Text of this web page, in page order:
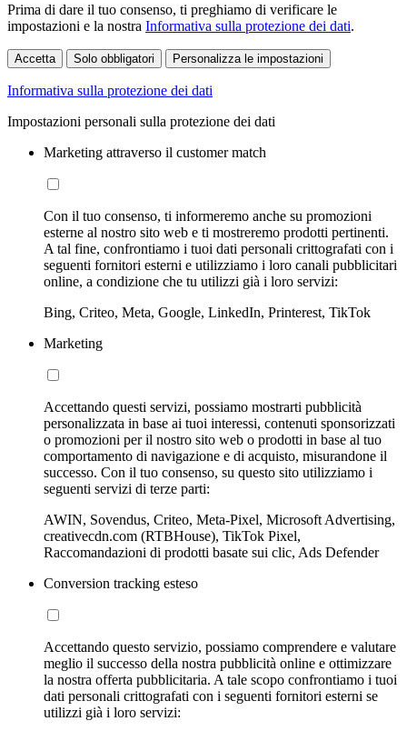
Prima di dare il tuo consenso, ti preghiamo di verificare le
impostazioni e la nostra Informativa sulla protezione dei dati.
Accetta Solo obbligatori Personalizza le impostazioni
Informativa sulla protezione dei dati
Impostazioni personali sulla protezione dei dati
Marketing attraverso il customer match
Con il tuo consenso, ti informeremo anche su promozioni
esterne al nostro sito web e ti mostreremo prodotti pertinenti.
A tal fine, confrontiamo i tuoi dati personali crittografati con i
seguenti fornitori esterni e utilizziamo i loro canali pubblicitari
online, a condizione che tu utilizzi già i loro servizi:
Bing, Criteo, Meta, Google, LinkedIn, Printerest, TikTok
Marketing
Accettando questi servizi, possiamo mostrarti pubblicità
personalizzata in base ai tuoi interessi, contenuti sponsorizzati
o promozioni per il nostro sito web o prodotti in base al tuo
comportamento di navigazione e di acquisto, misurandone il
successo. Con il tuo consenso, su questo sito utilizziamo i
seguenti servizi di terze parti:
AWIN, Sovendus, Criteo, Meta-Pixel, Microsoft Advertising,
creativecdn.com (RTBHouse), TikTok Pixel,
Raccomandazioni di prodotti basate sui clic, Ads Defender
Conversion tracking esteso
Accettando questo servizio, possiamo comprendere e valutare
meglio il successo della nostra pubblicità online e ottimizzare
la nostra offerta pubblicitaria. A tale scopo confrontiamo i tuoi
dati personali crittografati con i seguenti fornitori esterni se
utilizzi già i loro servizi: